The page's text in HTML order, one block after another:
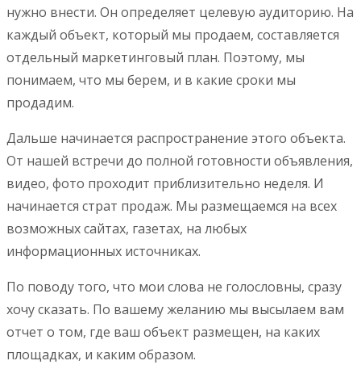
нужно внести. Он определяет целевую аудиторию. На
каждый объект, который мы продаем, составляется
отдельный маркетинговый план. Поэтому, мы
понимаем, что мы берем, и в какие сроки мы
продадим.
Дальше начинается распространение этого объекта.
От нашей встречи до полной готовности объявления,
видео, фото проходит приблизительно неделя. И
начинается страт продаж. Мы размещаемся на всех
возможных сайтах, газетах, на любых
информационных источниках.
По поводу того, что мои слова не голословны, сразу
хочу сказать. По вашему желанию мы высылаем вам
отчет о том, где ваш объект размещен, на каких
площадках, и каким образом.